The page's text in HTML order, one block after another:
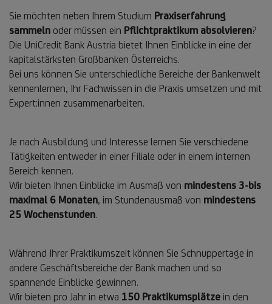
Sie möchten neben Ihrem Studium Praxiserfahrung
sammeln oder müssen ein Pflichtpraktikum absolvieren?
Die UniCredit Bank Austria bietet Ihnen Einblicke in eine der
kapitalstärksten Großbanken Österreichs.
Bei uns können Sie unterschiedliche Bereiche der Bankenwelt
kennenlernen, Ihr Fachwissen in die Praxis umsetzen und mit
Expert:innen zusammenarbeiten.
Je nach Ausbildung und Interesse lernen Sie verschiedene
Tätigkeiten entweder in einer Filiale oder in einem internen
Bereich kennen.
Wir bieten Ihnen Einblicke im Ausmaß von mindestens 3-bis
maximal 6 Monaten, im Stundenausmaß von mindestens
25 Wochenstunden.
Während Ihrer Praktikumszeit können Sie Schnuppertage in
andere Geschäftsbereiche der Bank machen und so
spannende Einblicke gewinnen.
Wir bieten pro Jahr in etwa 150 Praktikumsplätze in den